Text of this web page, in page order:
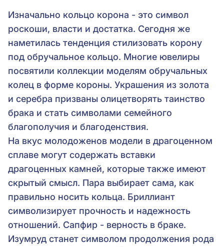
Изначально кольцо корона - это символ
роскоши, власти и достатка. Сегодня же
наметилась тенденция стилизовать корону
под обручальное кольцо. Многие ювелиры
посвятили коллекции моделям обручальных
колец в форме короны. Украшения из золота
и серебра призваны олицетворять таинство
брака и стать символами семейного
благополучия и благоденствия.
На вкус молодоженов модели в драгоценном
сплаве могут содержать вставки
драгоценных камней, которые также имеют
скрытый смысл. Пара выбирает сама, как
правильно носить кольца. Бриллиант
символизирует прочность и надежность
отношений. Сапфир - верность в браке.
Изумруд станет символом продолжения рода